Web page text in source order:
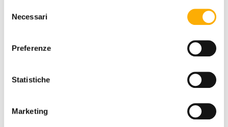
delNecessari
Preferenze
Statistiche
Marketing